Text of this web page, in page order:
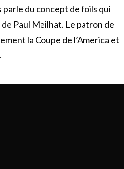
du concept de foils qui
Paul Meilhat. Le patron de
la Coupe de l’America et